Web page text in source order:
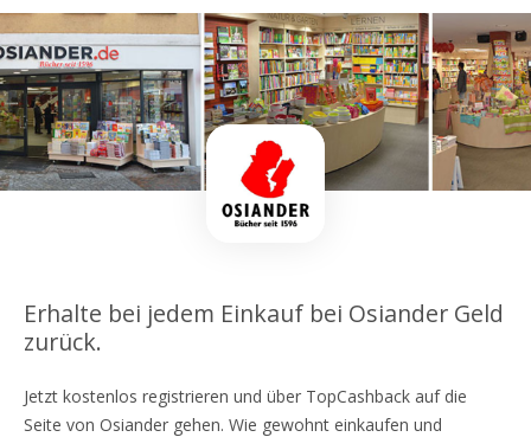
Erhalte bei jedem Einkauf bei Osiander Geld
zurück.
Jetzt kostenlos registrieren und über TopCashback auf die
Seite von Osiander gehen. Wie gewohnt einkaufen und